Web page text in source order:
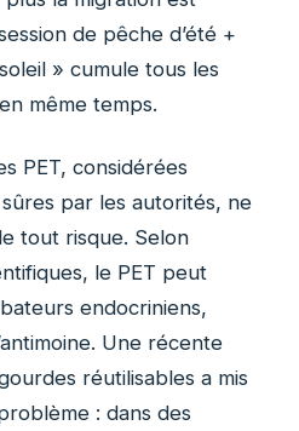
de pêche d’été +
» cumule tous les
même temps.
PET, considérées
par les autorités, ne
tout risque. Selon
le PET peut
endocriniens,
Une récente
réutilisables a mis
: dans des